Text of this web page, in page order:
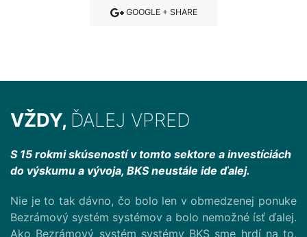
GOOGLE + SHARE
VŽDY, ĎALEJ VPRED
S 15 rokmi skúseností v tomto sektore a investíciách
do výskumu a vývoja, BKS neustále ide ďalej.
Nie je to tak dávno, čo bolo len v obmedzenej ponuke
Bezrámový systém systémov a bolo nemožné ísť ďalej.
Ako Bezrámový systém systémy BKS sme hrdí na to,